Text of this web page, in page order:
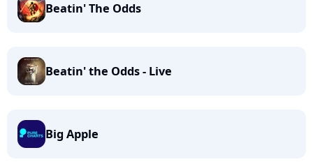
Beatin' The Odds
Beatin' the Odds - Live
Big Apple